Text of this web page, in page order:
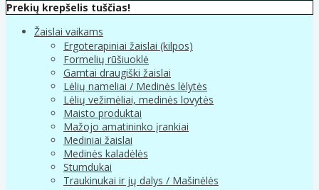
Prekių krepšelis tuščias!
Žaislai vaikams
Ergoterapiniai žaislai (kilpos)
Formelių rūšiuoklė
Gamtai draugiški žaislai
Lėlių nameliai / Medinės lėlytės
Lėlių vežimėliai, medinės lovytės
Maisto produktai
Mažojo amatininko įrankiai
Mediniai žaislai
Medinės kaladėlės
Stumdukai
Traukinukai ir jų dalys / Mašinėlės